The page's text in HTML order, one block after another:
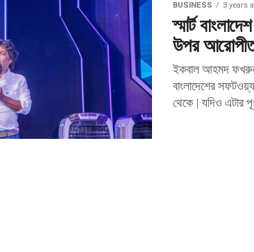
BUSINESS 3 years
স্মার্ট
উপর
ইকবাল আহমদ ফখরুল
বাংলাদেশের
থেকে | যদিও এটার